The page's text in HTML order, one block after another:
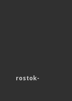
rostok-